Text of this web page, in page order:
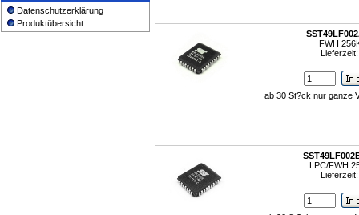
Datenschutzerklärung
Produktübersicht
FWH
ab 30 St?ck nur ganze
LPC/FWH